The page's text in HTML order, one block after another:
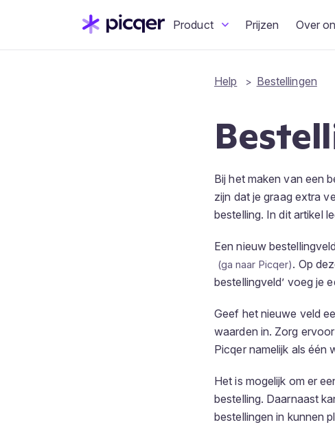
Product Prijzen Over
Help Bestellingen
Bij het maken van een
zijn dat je graag extra
bestelling. In dit artikel
Een nieuw
. Op
bestellingveld’ voeg je
Geef het nieuwe veld
waarden in. Zorg
Picqer namelijk als één
Het is mogelijk om er
bestelling. Daarnaast
bestellingen in kunnen